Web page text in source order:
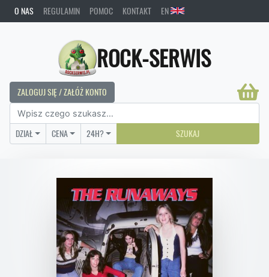
O NAS REGULAMIN POMOC KONTAKT EN
ROCK-SERWIS
ZALOGUJ SIĘ / ZAŁÓŻ KONTO
DZIAŁ CENA 24H? SZUKAJ